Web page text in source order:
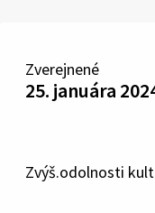
Zverejnené
25. januára
Zvýš.odolnosti